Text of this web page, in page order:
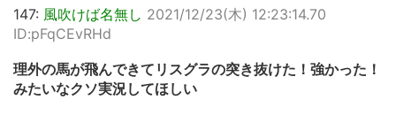
147: 風吹けば名無し 2021/12/23(木) 12:23:14.70
ID:pFqCEvRHd
理外の馬が飛んできてリスグラの突き抜けた！強かった！
みたいなクソ実況してほしい